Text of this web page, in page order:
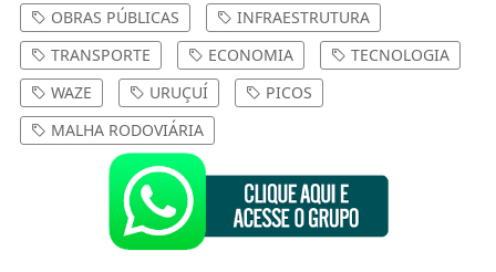
OBRAS PÚBLICAS
INFRAESTRUTURA
TRANSPORTE
ECONOMIA
TECNOLOGIA
WAZE
URUÇUÍ
PICOS
MALHA RODOVIÁRIA